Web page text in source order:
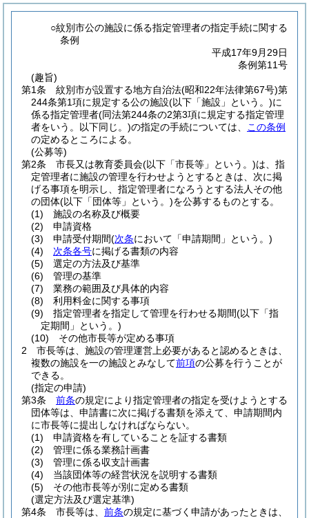
○紋別市公の施設に係る指定管理者の指定手続に関する
条例
平成17年9月29日
条例第11号
(趣旨)
第1条
紋別市が設置する地方自治法(昭和22年法律第67号)第
244条第1項に規定する公の施設(以下「施設」という。)に
係る指定管理者(同法第244条の2第3項に規定する指定管理
者をいう。以下同じ。)の指定の手続については、
この条例
の定めるところによる。
(公募等)
第2条
市長又は教育委員会(以下「市長等」という。)は、指
定管理者に施設の管理を行わせようとするときは、次に掲
げる事項を明示し、指定管理者になろうとする法人その他
の団体(以下「団体等」という。)を公募するものとする。
(1)
施設の名称及び概要
(2)
申請資格
(3)
申請受付期間(次条において「申請期間」という。)
(4)
次条各号に掲げる書類の内容
(5)
選定の方法及び基準
(6)
管理の基準
(7)
業務の範囲及び具体的内容
(8)
利用料金に関する事項
(9)
指定管理者を指定して管理を行わせる期間(以下「指
定期間」という。)
(10)
その他市長等が定める事項
2
市長等は、施設の管理運営上必要があると認めるときは、
複数の施設を一の施設とみなして前項の公募を行うことが
できる。
(指定の申請)
第3条
前条の規定により指定管理者の指定を受けようとする
団体等は、申請書に次に掲げる書類を添えて、申請期間内
に市長等に提出しなければならない。
(1)
申請資格を有していることを証する書類
(2)
管理に係る業務計画書
(3)
管理に係る収支計画書
(4)
当該団体等の経営状況を説明する書類
(5)
その他市長等が別に定める書類
(選定方法及び選定基準)
第4条
市長等は、 前条の規定に基づく申請があったときは、